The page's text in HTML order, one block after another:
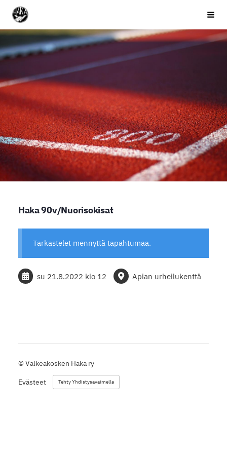
Siirry
sivun
sisältöön
Valkeakosken Haka
Haka 90v/Nuorisokisat
Tarkastelet mennyttä tapahtumaa.
su 21.8.2022 klo 12 Apian urheilukenttä
© Valkeakosken Haka ry
Evästeet Tehty Yhdistysavaimella